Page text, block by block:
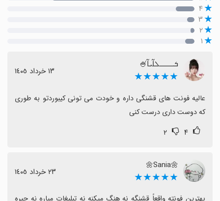
۴
۳
۲
۱
ܭـــــܠߊ߬ܝ‌ߊ߬🍧
★★★★★ ١٣ خرداد ١٤٠٥
که دوست داری درست کنی
۴ ۲
🌼Sania🌼
★★★★★ ٢٣ خرداد ١٤٠٥